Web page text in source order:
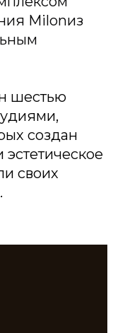
Milonиз
шестью
создан
своих